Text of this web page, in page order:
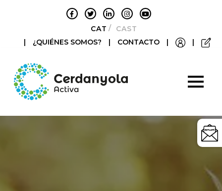
CATALÀCASTELLANO
|
¿QUIÉNES SOMOS? | CONTACTO | |